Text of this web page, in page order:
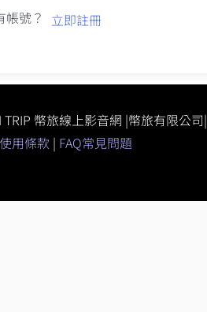
帳號？ 立即註冊
幣旅線上影音網 |幣旅有限公司|
使用條款 | FAQ常見問題